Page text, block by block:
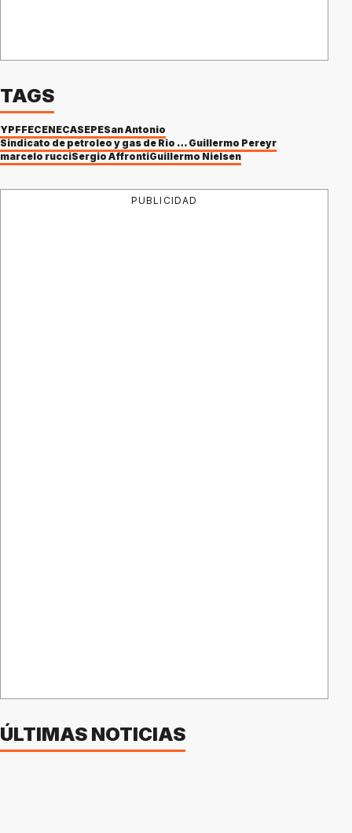
TAGS
YPFFECENECASEPESan Antonio
Sindicato de petroleo y gas de Rio Negro, Neuquen y La Pampa Guillermo Pereyr
marcelo rucciSergio AffrontiGuillermo Nielsen
PUBLICIDAD
ÚLTIMAS NOTICIAS